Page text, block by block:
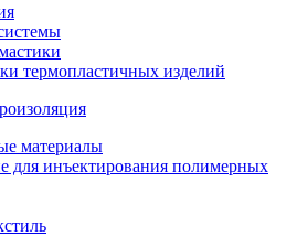
термопластичных изделий
материалы
для инъектирования полимерных